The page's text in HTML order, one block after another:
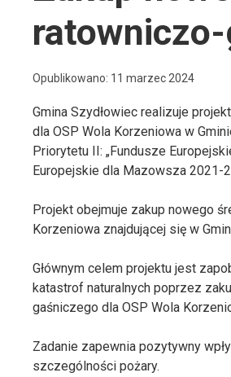
Opublikowano: 11 marzec 2024
Gmina Szydłowiec realizuje
dla OSP Wola Korzeniowa w
Priorytetu II: „Fundusze
Europejskie dla Mazowsza 2021-
Projekt obejmuje zakup nowego
Korzeniowa znajdującej się w
Głównym celem projektu jest
katastrof naturalnych poprzez
gaśniczego dla OSP Wola
Zadanie zapewnia pozytywny
szczególności pożary.